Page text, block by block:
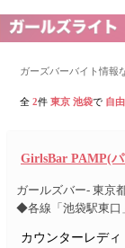
ガーズバーバイト情報
全2件東京 池袋で 自
GirlsBar PAMP(
ガールズバー- 東京
◆各線「池袋駅東口
カウンターレディ